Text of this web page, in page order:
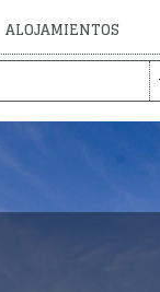
ALOJAMIENTOS